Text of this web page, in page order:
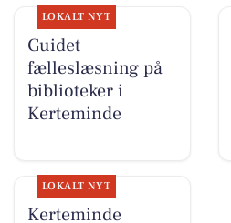
LOKALT NYT
Guidet
fælleslæsning på
biblioteker i
Kerteminde
LOKALT NYT
Kerteminde